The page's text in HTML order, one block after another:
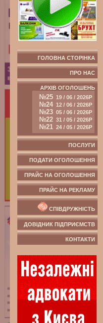
ГОЛОВНА СТОРІНКА
ПРО НАС
АРХІВ ОГОЛОШЕНЬ
№25 19 / 06 / 2026Р
№24 12 / 06 / 2026Р
№23 05 / 06 / 2026Р
№22 31 / 05 / 2026Р
№21 24 / 05 / 2026Р
ПОСЛУГИ
ПОДАТИ ОГОЛОШЕННЯ
ПРАЙС НА ОГОЛОШЕННЯ
ПРАЙС НА РЕКЛАМУ
СПІВДРУЖНІСТЬ
ДОВІДНИК ПІДПРИЄМСТВ
КОНТАКТИ